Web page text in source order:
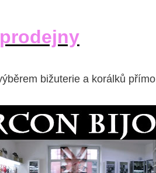
bižuterie a korálků přímo